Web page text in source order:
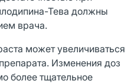
Тева должны
врача.
может увеличиваться
Изменения доз
более тщательное